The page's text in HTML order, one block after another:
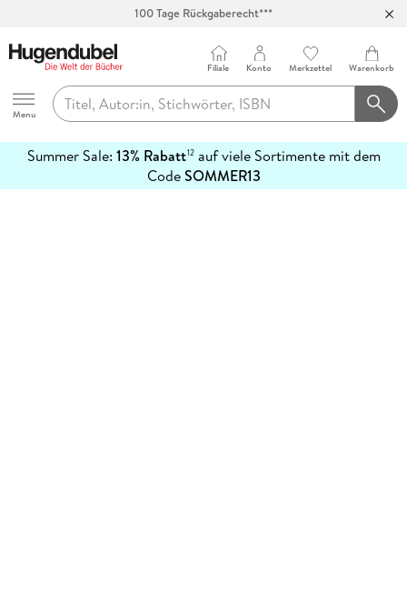
100 Tage Rückgaberecht***
Hugendubel
Menu
Filiale Konto Merkzettel Warenkorb
Summer Sale: 13% Rabatt12auf viele Sortimente mit dem
CodeSOMMER13
erfahren